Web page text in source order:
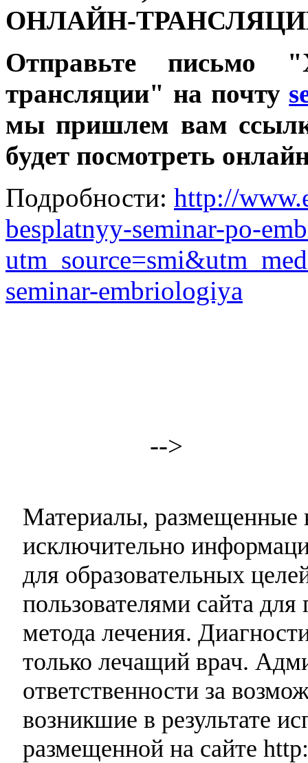
ОНЛАЙН-
Отправьте письмо
трансляции" на почту
мы пришлем вам
будет посмотреть
Подробности: http://
besplatnyy-seminar-po-
seminar-embriologiya
-->
Материалы, размещенные
исключительно
для образовательных
пользователями сайта
метода лечения.
только лечащий врач.
ответственности за
возникшие в результате
размещенной на сайте